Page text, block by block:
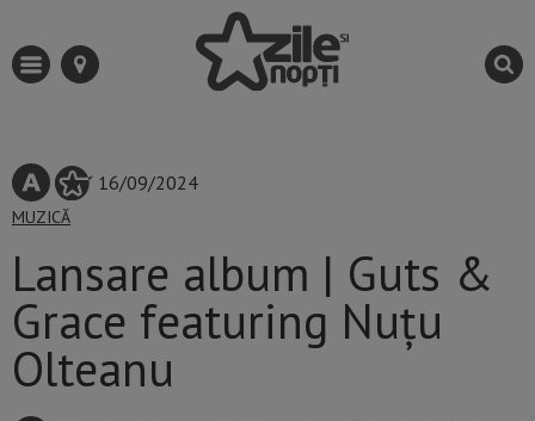
16/09/2024
MUZICĂ
Lansare album | Guts &
Grace featuring Nuțu
Olteanu